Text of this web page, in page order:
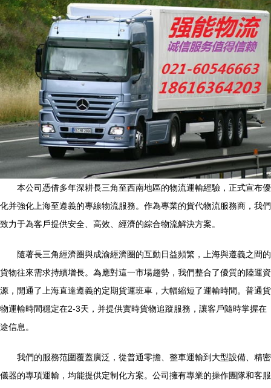
本公司憑借多年深耕長三角至西南地區的物流運輸經驗，正式宣布優
化并強化上海至遵義的專線物流服務。作為專業的貨代物流服務商，我們
致力于為客戶提供安全、高效、經濟的綜合物流解決方案。
隨著長三角經濟圈與成渝經濟圈的互動日益頻繁，上海與遵義之間的
貨物往來需求持續增長。為應對這一市場趨勢，我們整合了優質的陸運資
源，開通了上海直達遵義的定期貨運班車，大幅縮短了運輸時間。普通貨
物運輸時間穩定在2-3天，并提供實時貨物追蹤服務，讓客戶隨時掌握在
途信息。
我們的服務范圍覆蓋廣泛，從普通零擔、整車運輸到大型設備、精密
儀器的專項運輸，均能提供定制化方案。公司擁有專業的操作團隊和客服